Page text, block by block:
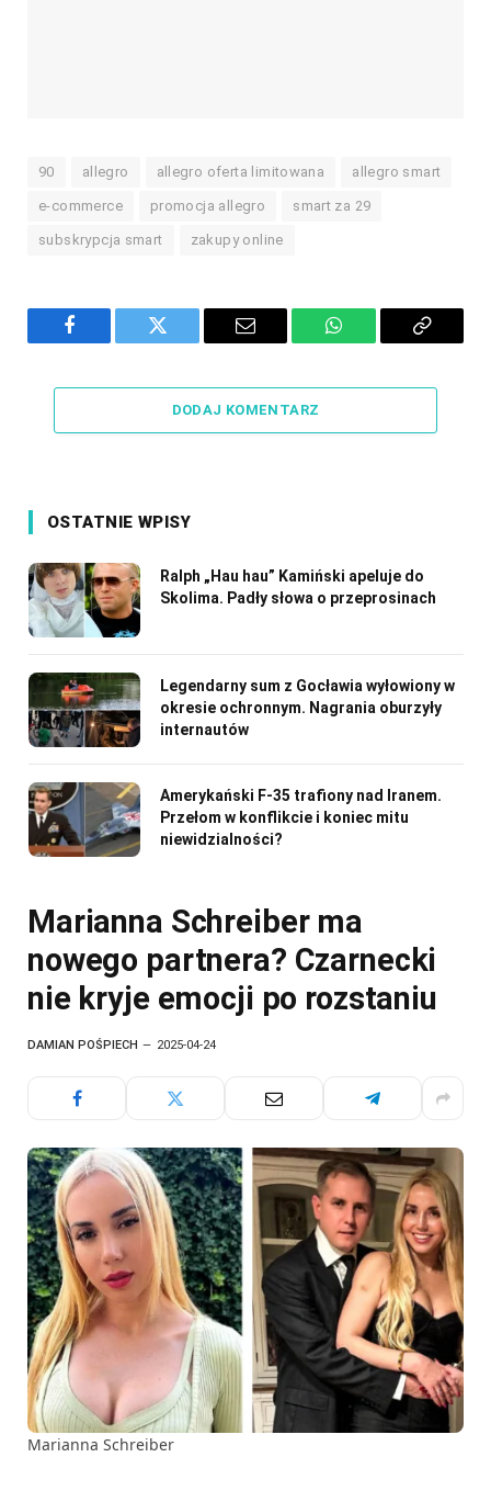
90 allegro allegro oferta limitowana allegro smart
e-commerce promocja allegro smart za 29
subskrypcja smart zakupy online
Facebook Twitter Email WhatsAppCopy
DODAJ KOMENTARZ
OSTATNIE WPISY
Ralph „Hau hau” Kamiński apeluje do
Skolima. Padły słowa o przeprosinach
Legendarny sum z Gocławia wyłowiony w
okresie ochronnym. Nagrania oburzyły
internautów
Amerykański F-35 trafiony nad Iranem.
Przełom w konflikcie i koniec mitu
niewidzialności?
Marianna Schreiber ma
nowego partnera? Czarnecki
nie kryje emocji po rozstaniu
DAMIAN POŚPIECH 2025-04-24
Marianna Schreiber